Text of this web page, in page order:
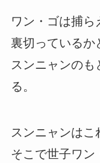
ワン・ゴは捕ら
裏切っているか
スンニャンの
る。
スンニャンはこ
そこで世子ワン